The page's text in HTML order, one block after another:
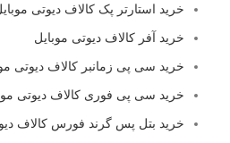
خرید استارتر پک کالاف دیوتی
خرید آفر کالاف دیوتی موبایل
خرید سی پی زمانبر کالاف دیوتی
خرید سی پی فوری کالاف دیوتی
خرید بتل پس گرند فورس کالاف